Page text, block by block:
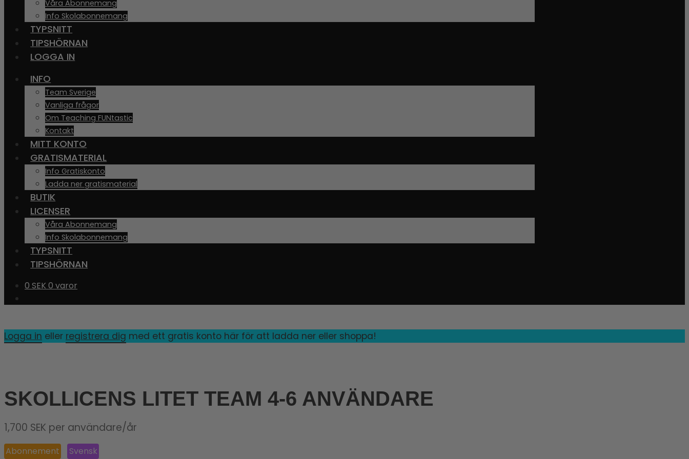
Våra Abonnemang
Info Skolabonnemang
TYPSNITT
TIPSHÖRNAN
LOGGA IN
INFO
Team Sverige
Vanliga frågor
Om Teaching FUNtastic
Kontakt
MITT KONTO
GRATISMATERIAL
Info Gratiskonto
Ladda ner gratismaterial
BUTIK
LICENSER
Våra Abonnemang
Info Skolabonnemang
TYPSNITT
TIPSHÖRNAN
0 SEK0 varor
Logga in eller registrera dig med ett gratis konto här för att ladda ner eller shoppa!
SKOLLICENS LITET TEAM 4-6 ANVÄNDARE
1,700 SEK per användare/år
Abonnement Svensk